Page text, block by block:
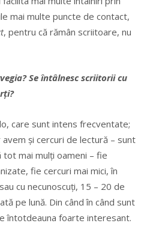
mai multe puncte de contact,
, pentru că rămân scriitoare, nu
Se întâlnesc scriitorii cu
care sunt intens frecventate;
și cercuri de lectură – sunt
mai mulți oameni – fie
fie cercuri mai mici, în
cu necunoscuți, 15 – 20 de
pe lună. Din când în când sunt
întotdeauna foarte interesant.